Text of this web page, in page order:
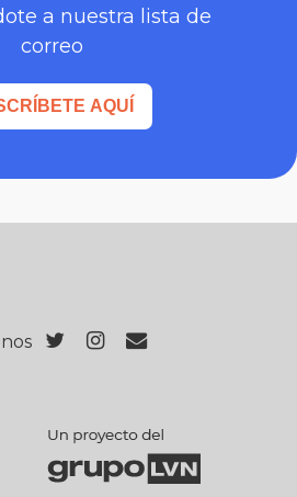
a nuestra lista de
correo
AQUÍ